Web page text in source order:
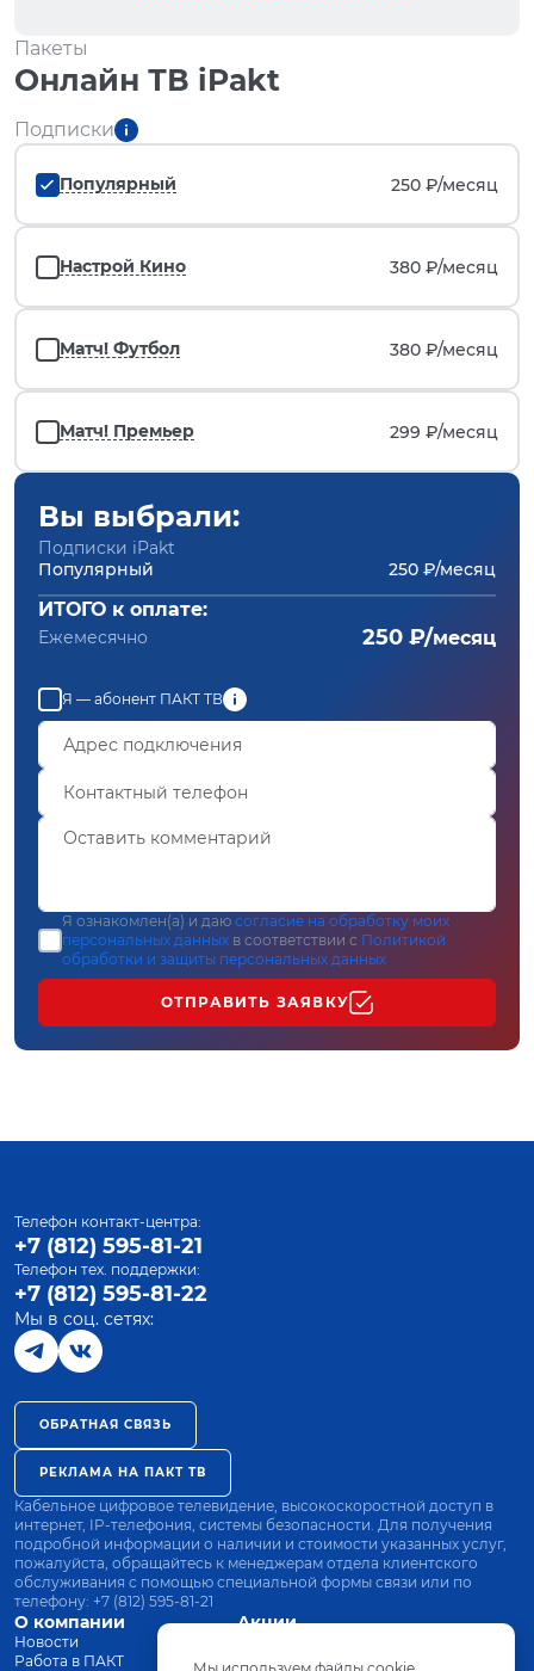
Пакеты
Онлайн ТВ iPakt
Подписки
Популярный 250 ₽/месяц
Настрой Кино 380 ₽/месяц
Матч! Футбол 380 ₽/месяц
Матч! Премьер 299 ₽/месяц
Вы выбрали:
Подписки iPakt
Популярный
250 ₽/месяц
ИТОГО к оплате:
Ежемесячно 250 ₽/месяц
Я — абонент ПАКТ ТВ
Я ознакомлен(а) и даю согласие на обработку моих
персональных данных в соответствии с Политикой
обработки и защиты персональных данных
ОТПРАВИТЬ ЗАЯВКУ
О компании
Новости
Работа в ПАКТ
Акции
Оплата
Телефон контакт-центра:
+7 (812) 595-81-21
Телефон тех. поддержки:
+7 (812) 595-81-22
Мы в соц. сетях:
ОБРАТНАЯ СВЯЗЬ
РЕКЛАМА НА ПАКТ ТВ
Кабельное цифровое телевидение, высокоскоростной доступ в
интернет, IP-телефония, системы безопасности. Для получения
подробной информации о наличии и стоимости указанных услуг,
пожалуйста, обращайтесь к менеджерам отдела клиентского
обслуживания с помощью специальной формы связи или по
телефону: +7 (812) 595-81-21